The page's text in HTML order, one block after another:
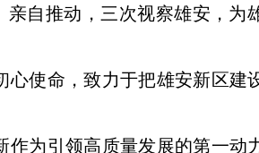
自推动，三次视察雄安，为
使命，致力于把雄安新区建
为引领高质量发展的第一动